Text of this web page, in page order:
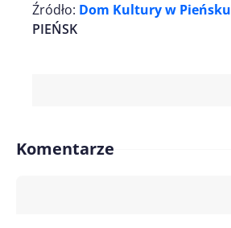
Źródło: Dom Kultury w Pieńsku
PIEŃSK
Komentarze